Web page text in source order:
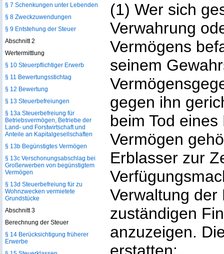
(1) Wer sich
Verwahrung
Vermögens
seinem
gegen ihn
beim Tod
Vermögen
Erblasser zur
Verwaltung der
zuständigen
anzuzeigen.
§ 7 Schenkungen unter Lebenden
§ 8 Zweckzuwendungen
§ 9 Entstehung der Steuer
Abschnitt 2
Wertermittlung
§ 10 Steuerpflichtiger Erwerb
§ 11 Bewertungsstichtag
§ 12 Bewertung
§ 13 Steuerbefreiungen
§ 13a Steuerbefreiung für
Betriebsvermögen, Betriebe der
Land- und Forstwirtschaft und
Anteile an Kapitalgesellschaften
§ 13b Begünstigtes Vermögen
§ 13c Verschonungsabschlag bei
Großerwerben von begünstigtem
Vermögen
§ 13d Steuerbefreiung für zu
Wohnzwecken vermietete
Grundstücke
Abschnitt 3
Berechnung der Steuer
§ 14 Berücksichtigung früherer
Erwerbe